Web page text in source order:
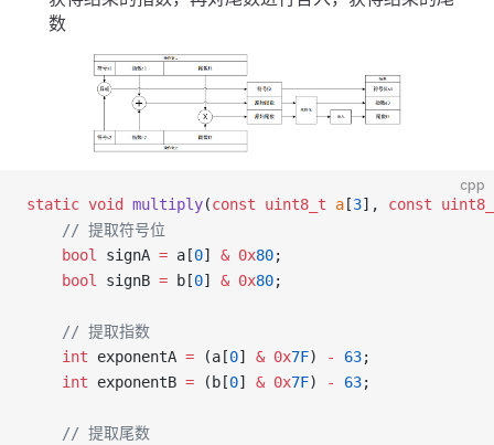
数
cpp
static void multiply(const uint8_t a [3], const
    // 提取符号位
    bool
signA = a[0] & 0x80;
    bool
signB = b[0] & 0x80;
    // 提取指数
    int
exponentA = (a[0] & 0x7F) - 63;
    int
exponentB = (b[0] & 0x7F) - 63;
    // 提取尾数